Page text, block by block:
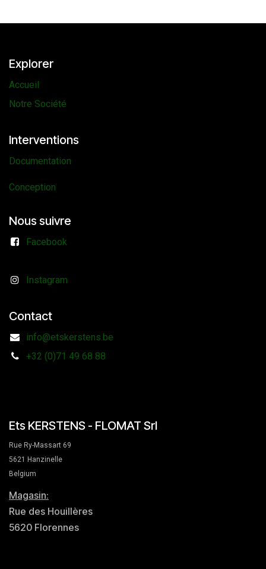
Explorer
Accueil
Notre Société
Interventions
Documentation
Conception
Nous suivre
Facebook
Instagram
Contact
info@etskerstens.be
+32 (0)71 49 68 88
Ets KERSTENS - FLOMAT Srl
Rue Ry-Massart 69
5621 Hanzinelle
Belgium
Magasin:
Rue des Houillères
5620 Florennes